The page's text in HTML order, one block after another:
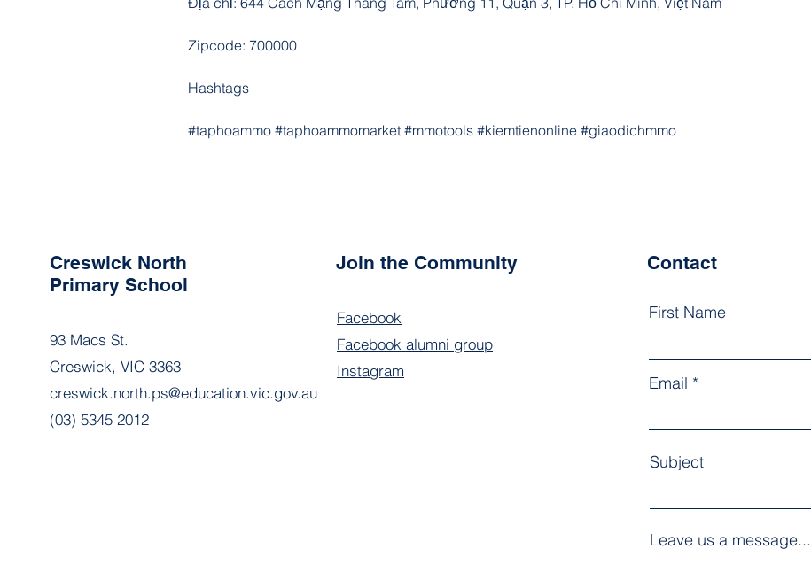
Zipcode: 700000
Hashtags
#taphoammo #taphoammomarket #mmotools #kiemtienonline #giaodichmmo
Creswick North
Primary School
93 Macs St.
Creswick, VIC 3363
creswick.north.ps@education.vic.gov.au
(03) 5345 2012
Join the Community
Facebook
Facebook alumni group
Instagram
Contact
First Name
Email
Subject
Leave us a message...